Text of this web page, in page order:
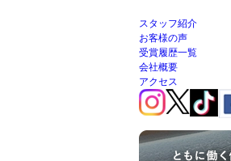
スタッフ紹介
お客様の声
受賞履歴一覧
会社概要
アクセス